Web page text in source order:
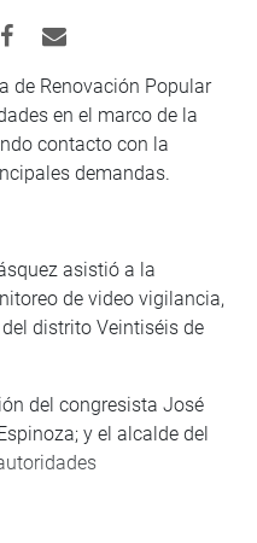
de Renovación Popular
en el marco de la
contacto con la
demandas.
asistió a la
de video vigilancia,
del distrito Veintiséis de
del congresista José
y el alcalde del